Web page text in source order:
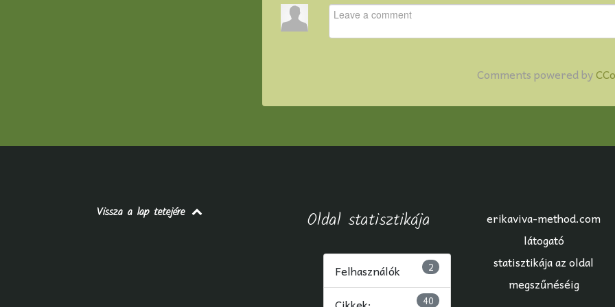
Comments powered by
Vissza a lap tetejére Oldal statisztikája
Felhasználók 2
40
erikaviva-method.com
látogató
statisztikája az oldal
megszűnéséig